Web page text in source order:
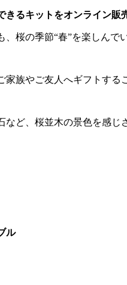
きるキットをオンライン販
桜の季節“春”を楽しん
族やご友人へギフトす
ど、桜並木の景色を感
ル